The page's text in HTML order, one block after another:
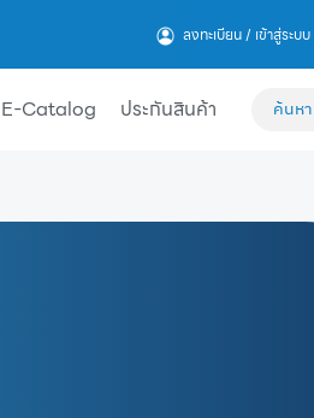
ลงทะเบียน / เข้าสู่ระบบ
E-Catalog ประกันสินค้า